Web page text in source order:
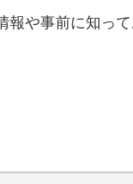
報や事前に知っ